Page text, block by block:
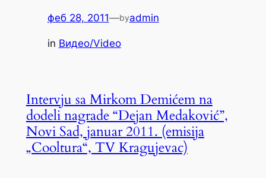
феб 28, 2011—byadmin
in Видео/Video
Intervju sa Mirkom Demićem na
dodeli nagrade “Dejan Medaković”,
Novi Sad, januar 2011. (emisija
„Cooltura“, TV Kragujevac)